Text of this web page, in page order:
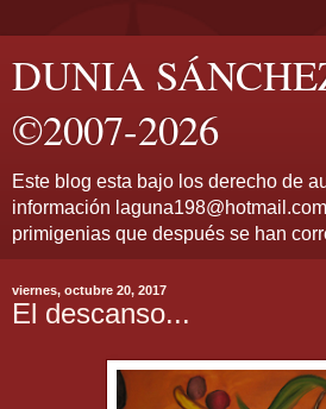
DUNIA
©2007-2026
Este blog esta bajo los derecho de
información
primigenias que después se han
viernes, octubre 20, 2017
El descanso...